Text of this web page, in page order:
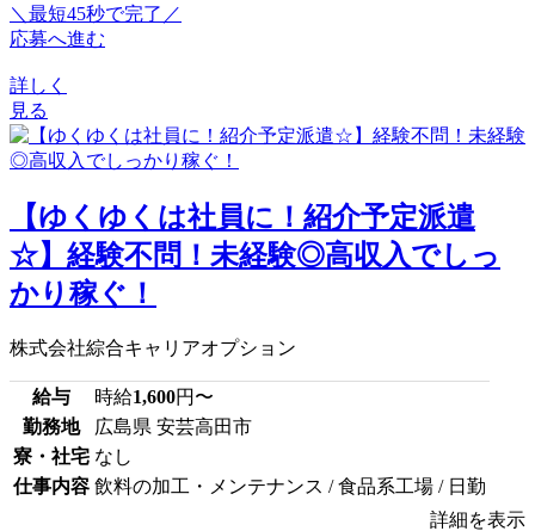
＼最短45秒で完了／
応募へ進む
詳しく
見る
【ゆくゆくは社員に！紹介予定派遣
☆】経験不問！未経験◎高収入でしっ
かり稼ぐ！
株式会社綜合キャリアオプション
給与 時給1,600円〜
勤務地
広島県 安芸高田市
寮・社宅 なし
仕事内容 飲料の加工・メンテナンス / 食品系工場 / 日勤
詳細を表示